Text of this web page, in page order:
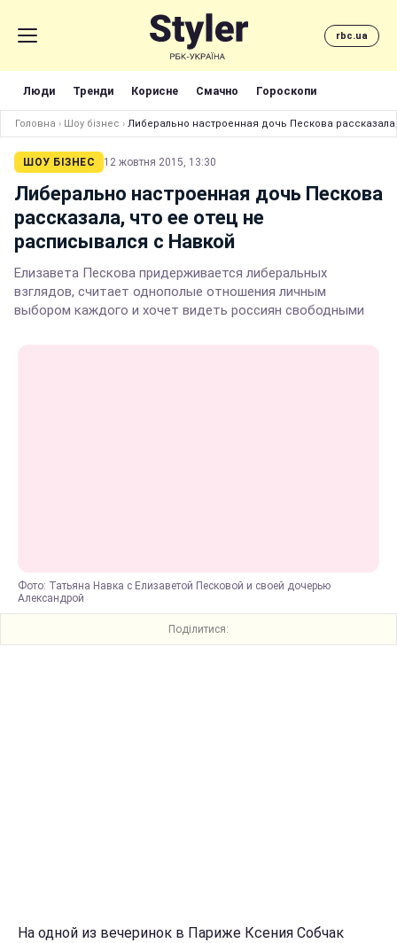
rbc.ua
Люди Тренди Корисне Смачно Гороскопи
Головна › Шоу бізнес › Либерально настроенная дочь Пескова
ШОУ БІЗНЕС 12 жовтня 2015, 13:30
Либерально настроенная дочь Пескова
рассказала, что ее отец не
расписывался с Навкой
Елизавета Пескова придерживается либеральных
взглядов, считает однополые отношения личным
выбором каждого и хочет видеть россиян свободными
Фото: Татьяна Навка с Елизаветой Песковой и своей дочерью
Александрой
Поділитися:
На одной из вечеринок в Париже Ксения Собчак